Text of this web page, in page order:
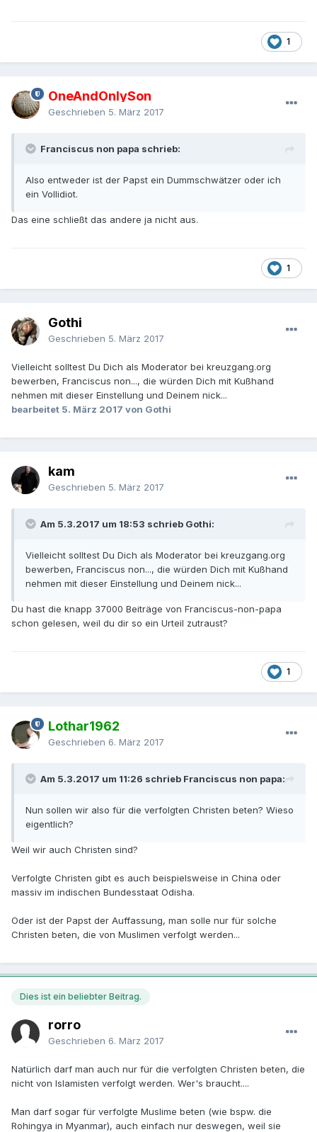
1
OneAndOnlySon
Geschrieben 5. März 2017
Franciscus non papa schrieb:
Also entweder ist der Papst ein Dummschwätzer oder ich
ein Vollidiot.
Das eine schließt das andere ja nicht aus.
1
Gothi
Geschrieben 5. März 2017
Vielleicht solltest Du Dich als Moderator bei kreuzgang.org
bewerben, Franciscus non..., die würden Dich mit Kußhand
nehmen mit dieser Einstellung und Deinem nick...
bearbeitet 5. März 2017 von Gothi
kam
Geschrieben 5. März 2017
Am 5.3.2017 um 18:53 schrieb Gothi:
Vielleicht solltest Du Dich als Moderator bei kreuzgang.org
bewerben, Franciscus non..., die würden Dich mit Kußhand
nehmen mit dieser Einstellung und Deinem nick...
Du hast die knapp 37000 Beiträge von Franciscus-non-papa
schon gelesen, weil du dir so ein Urteil zutraust?
1
Lothar1962
Geschrieben 6. März 2017
Am 5.3.2017 um 11:26 schrieb Franciscus non papa:
Nun sollen wir also für die verfolgten Christen beten? Wieso
eigentlich?
Weil wir auch Christen sind?
Verfolgte Christen gibt es auch beispielsweise in China oder
massiv im indischen Bundesstaat Odisha.
Oder ist der Papst der Auffassung, man solle nur für solche
Christen beten, die von Muslimen verfolgt werden...
Dies ist ein beliebter Beitrag.
rorro
Geschrieben 6. März 2017
Natürlich darf man auch nur für die verfolgten Christen beten, die
nicht von Islamisten verfolgt werden. Wer's braucht....
Man darf sogar für verfolgte Muslime beten (wie bspw. die
Rohingya in Myanmar), auch einfach nur deswegen, weil sie